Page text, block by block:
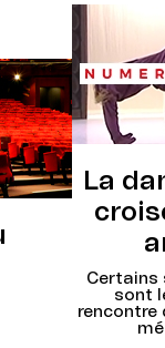
La
Certains
sont
rencontre